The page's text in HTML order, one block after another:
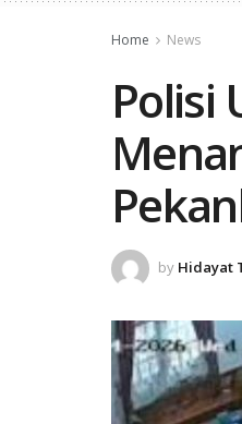
Home News
Polisi
by Hidayat